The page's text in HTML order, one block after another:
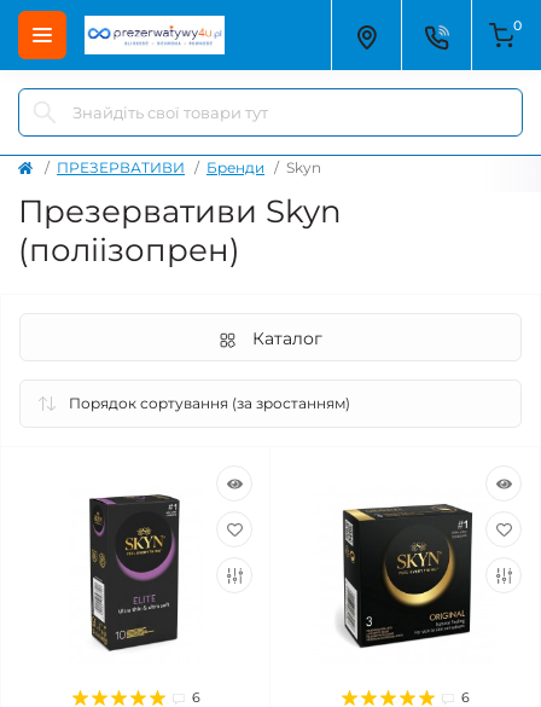
0
ПРЕЗЕРВАТИВИ Бренди Skyn
Презервативи Skyn
(поліізопрен)
Каталог
6 6